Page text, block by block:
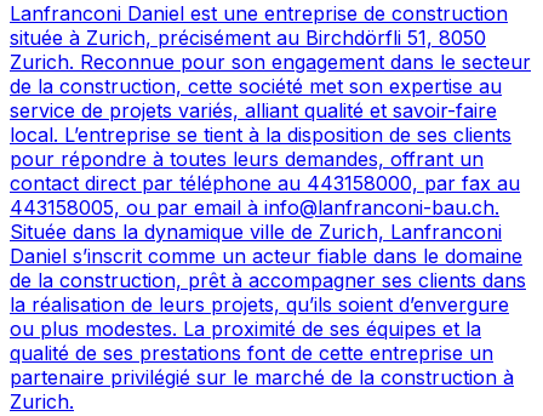
Lanfranconi Daniel est une entreprise de construction
située à Zurich, précisément au Birchdörfli 51, 8050
Zurich. Reconnue pour son engagement dans le secteur
de la construction, cette société met son expertise au
service de projets variés, alliant qualité et savoir-faire
local. L’entreprise se tient à la disposition de ses clients
pour répondre à toutes leurs demandes, offrant un
contact direct par téléphone au 443158000, par fax au
443158005, ou par email à info@lanfranconi-bau.ch.
Située dans la dynamique ville de Zurich, Lanfranconi
Daniel s’inscrit comme un acteur fiable dans le domaine
de la construction, prêt à accompagner ses clients dans
la réalisation de leurs projets, qu’ils soient d’envergure
ou plus modestes. La proximité de ses équipes et la
qualité de ses prestations font de cette entreprise un
partenaire privilégié sur le marché de la construction à
Zurich.